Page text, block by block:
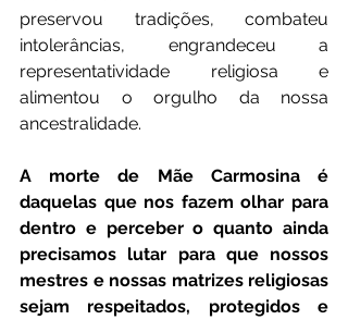
preservou tradições, combateu
intolerâncias, engrandeceu a
representatividade religiosa e
alimentou o orgulho da nossa
ancestralidade.
A morte de Mãe Carmosina é
daquelas que nos fazem olhar para
dentro e perceber o quanto ainda
precisamos lutar para que nossos
mestres e nossas matrizes religiosas
sejam respeitados, protegidos e